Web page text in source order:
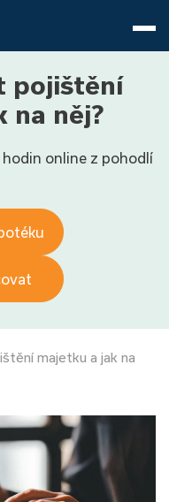
pojištění
na něj?
online z pohodlí
majetku a jak na